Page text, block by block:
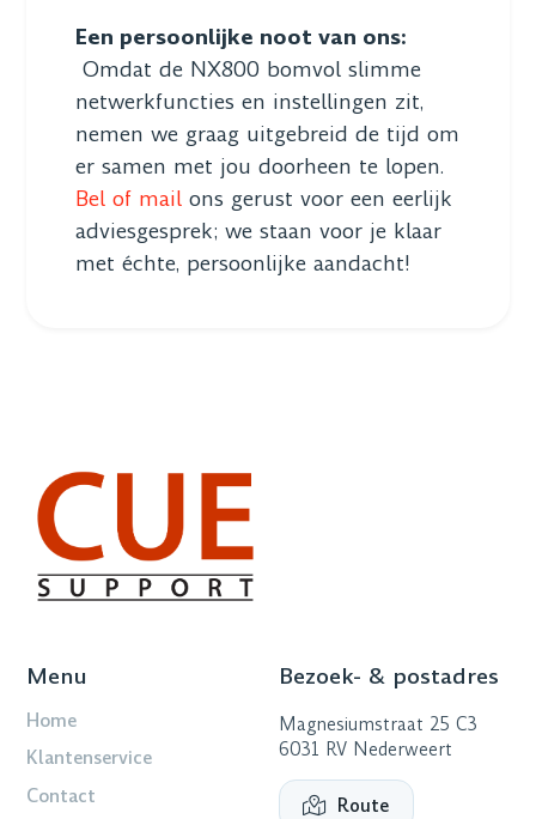
Een persoonlijke noot van ons:
Omdat de NX800 bomvol slimme
netwerkfuncties en instellingen zit,
nemen we graag uitgebreid de tijd om
er samen met jou doorheen te lopen.
Bel of mailons gerust voor een eerlijk
adviesgesprek; we staan voor je klaar
met échte, persoonlijke aandacht!
Menu
Home
Klantenservice
Contact
Bezoek- & postadres
Magnesiumstraat 25 C3
6031 RV Nederweert
Route